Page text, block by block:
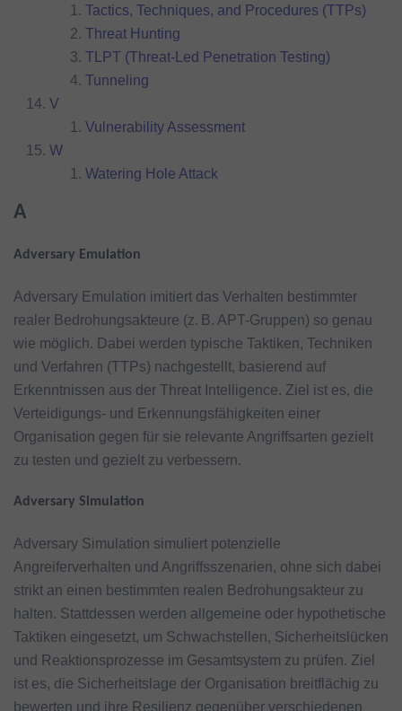
Tactics, Techniques, and Procedures (TTPs)
Threat Hunting
TLPT (Threat-Led Penetration Testing)
Tunneling
V
Vulnerability Assessment
W
Watering Hole Attack
A
Adversary Emulation
Adversary Emulation imitiert das Verhalten bestimmter
realer Bedrohungsakteure (z. B. APT-Gruppen) so genau
wie möglich. Dabei werden typische Taktiken, Techniken
und Verfahren (TTPs) nachgestellt, basierend auf
Erkenntnissen aus der Threat Intelligence. Ziel ist es, die
Verteidigungs- und Erkennungsfähigkeiten einer
Organisation gegen für sie relevante Angriffsarten gezielt
zu testen und gezielt zu verbessern.
Adversary Simulation
Adversary Simulation simuliert potenzielle
Angreiferverhalten und Angriffsszenarien, ohne sich dabei
strikt an einen bestimmten realen Bedrohungsakteur zu
halten. Stattdessen werden allgemeine oder hypothetische
Taktiken eingesetzt, um Schwachstellen, Sicherheitslücken
und Reaktionsprozesse im Gesamtsystem zu prüfen. Ziel
ist es, die Sicherheitslage der Organisation breitflächig zu
bewerten und ihre Resilienz gegenüber verschiedenen